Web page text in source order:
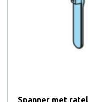
Spanner met ratel